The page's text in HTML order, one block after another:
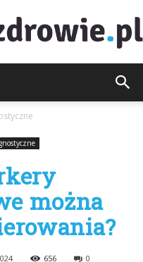
można
656 0